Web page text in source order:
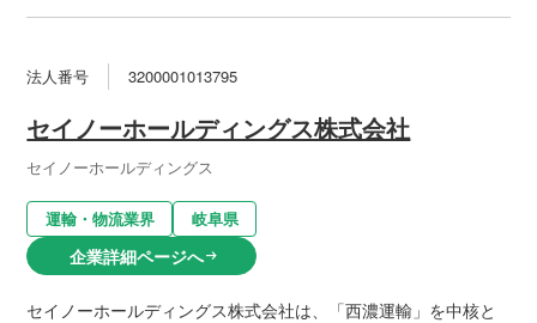
法人番号 3200001013795
セイノーホールディングス株式会社
セイノーホールディングス
運輸・物流業界 岐阜県
企業詳細ページへarrow_right_alt
セイノーホールディングス株式会社は、「西濃運輸」を中核と